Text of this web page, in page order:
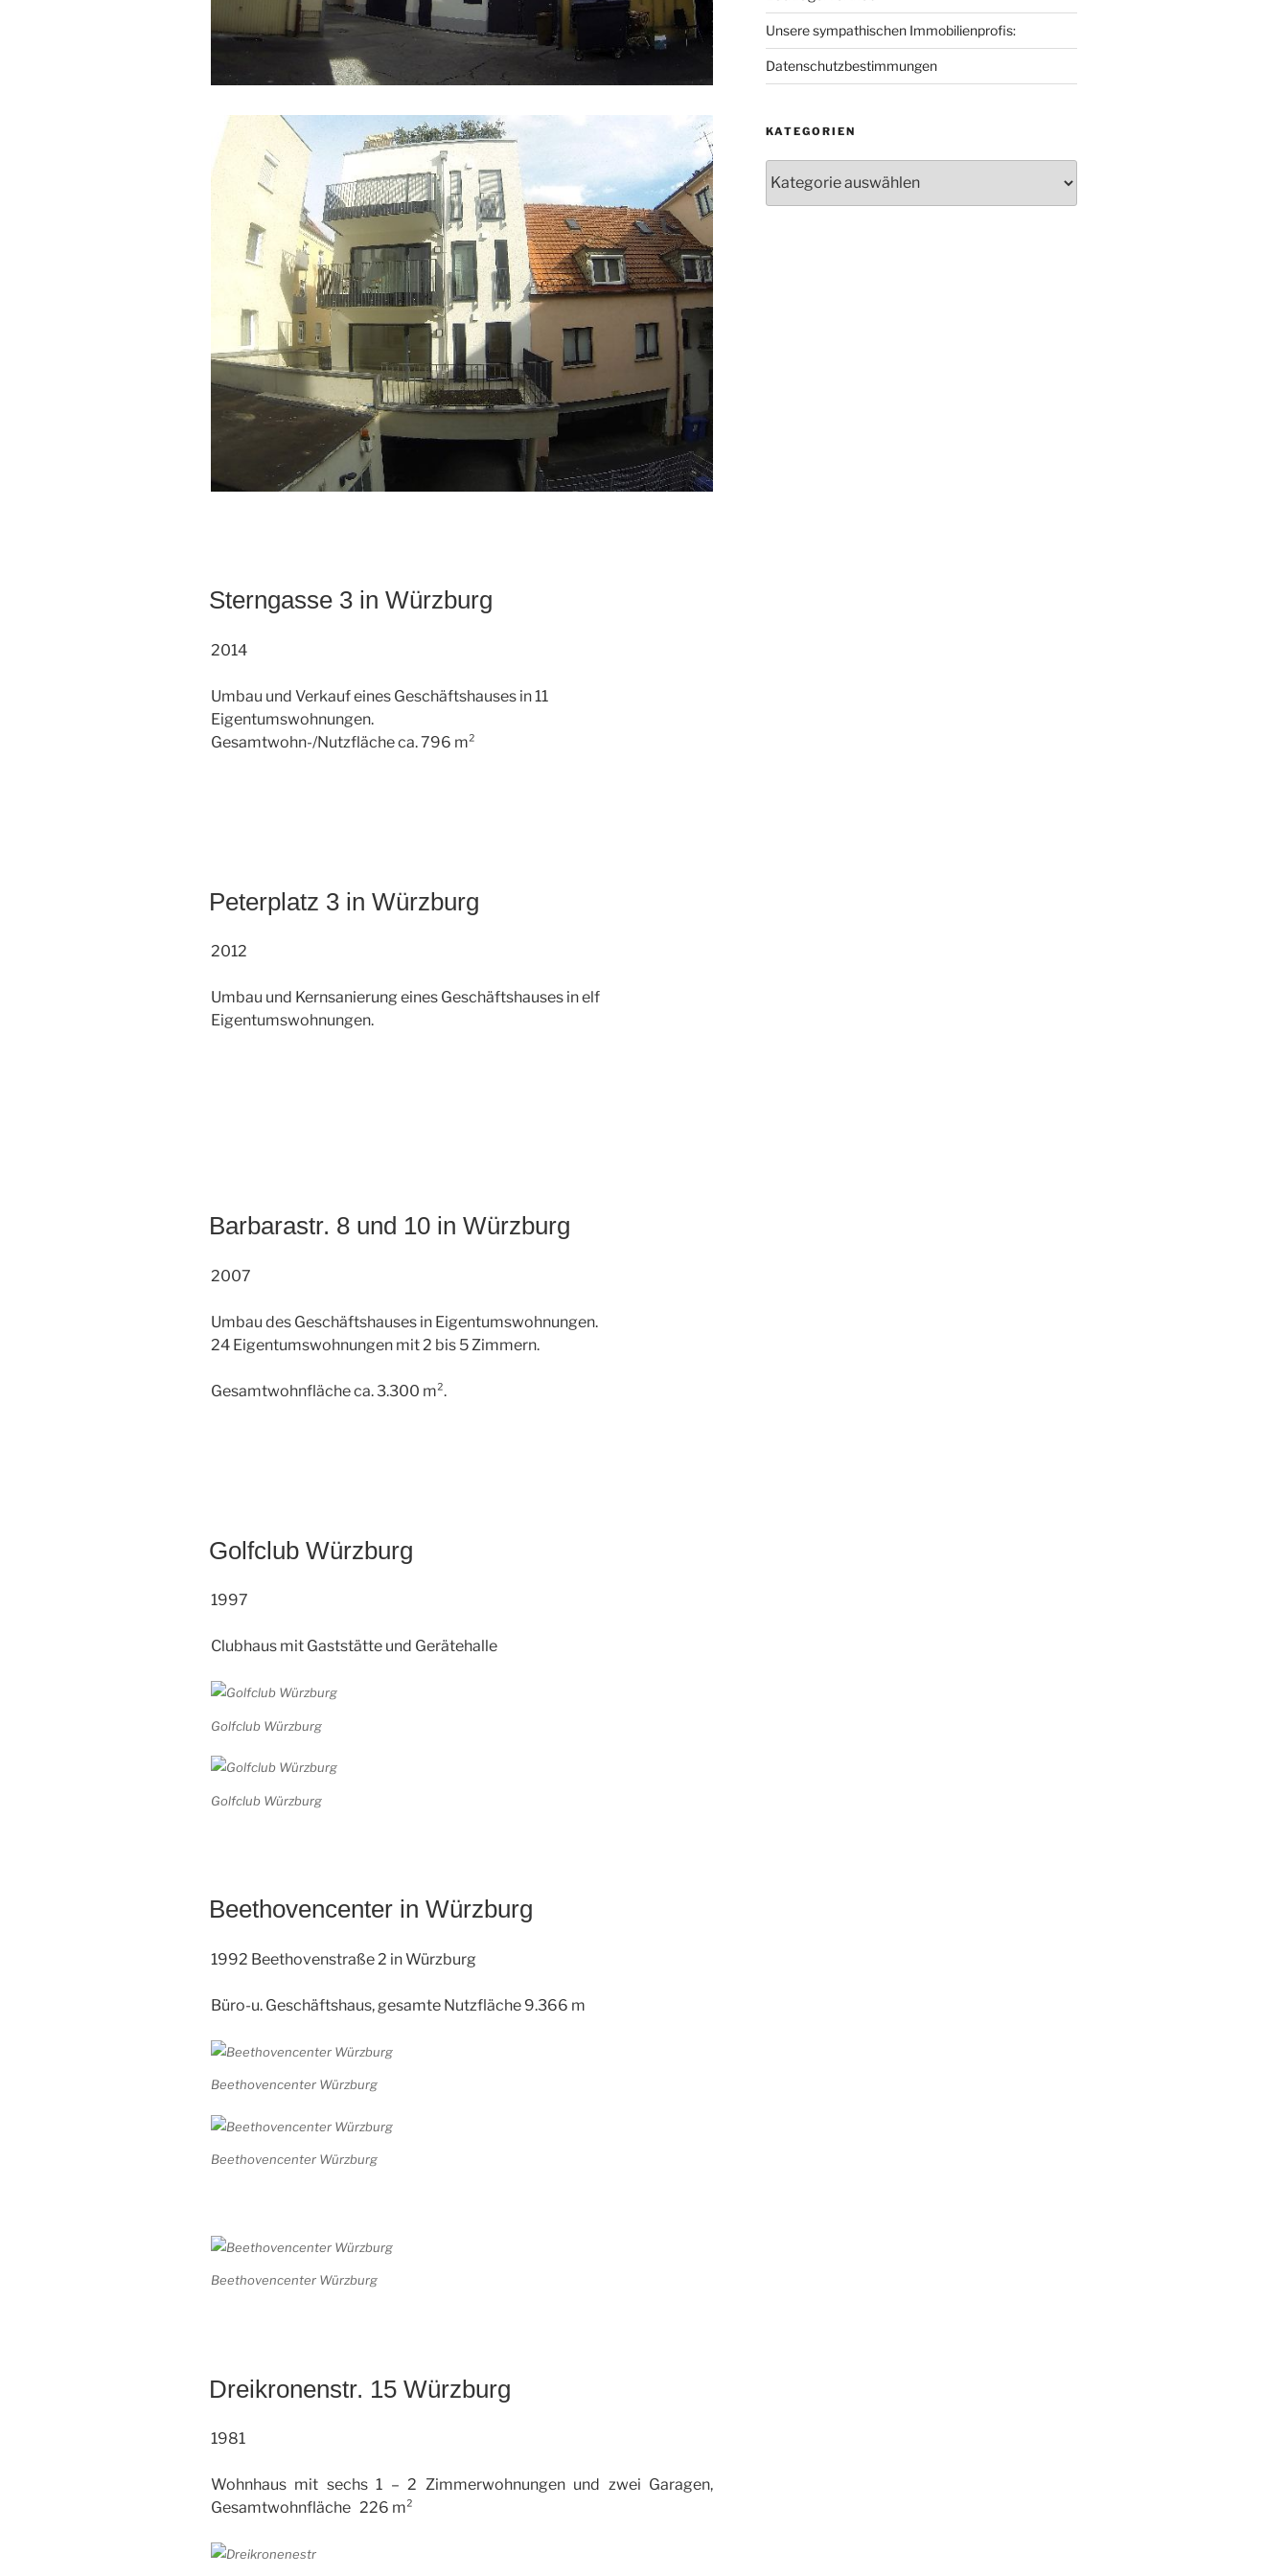
Sterngasse 3 in Würzburg
2014
Umbau und Verkauf eines Geschäftshauses in 11
Eigentumswohnungen.
Gesamtwohn-/Nutzfläche ca. 796 m²
Peterplatz 3 in Würzburg
2012
Umbau und Kernsanierung eines Geschäftshauses in elf
Eigentumswohnungen.
Barbarastr. 8 und 10 in Würzburg
2007
Umbau des Geschäftshauses in Eigentumswohnungen.
24 Eigentumswohnungen mit 2 bis 5 Zimmern.
Gesamtwohnfläche ca. 3.300 m².
Golfclub Würzburg
1997
Clubhaus mit Gaststätte und Gerätehalle
Golfclub Würzburg
Golfclub Würzburg
Beethovencenter in Würzburg
1992 Beethovenstraße 2 in Würzburg
Büro-u. Geschäftshaus, gesamte Nutzfläche 9.366 m
Beethovencenter Würzburg
Beethovencenter Würzburg
Beethovencenter Würzburg
Dreikronenstr. 15 Würzburg
1981
Wohnhaus mit sechs 1 – 2 Zimmerwohnungen und zwei Garagen,
Gesamtwohnfläche 226 m²
Unsere sympathischen Immobilienprofis:
Datenschutzbestimmungen
KATEGORIEN